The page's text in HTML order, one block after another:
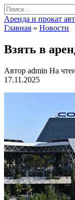
Перейти
к
содержанию
Search
for:
Аренда и прокат
Главная » Новости
Взять в
Автор admin На
17.11.2025